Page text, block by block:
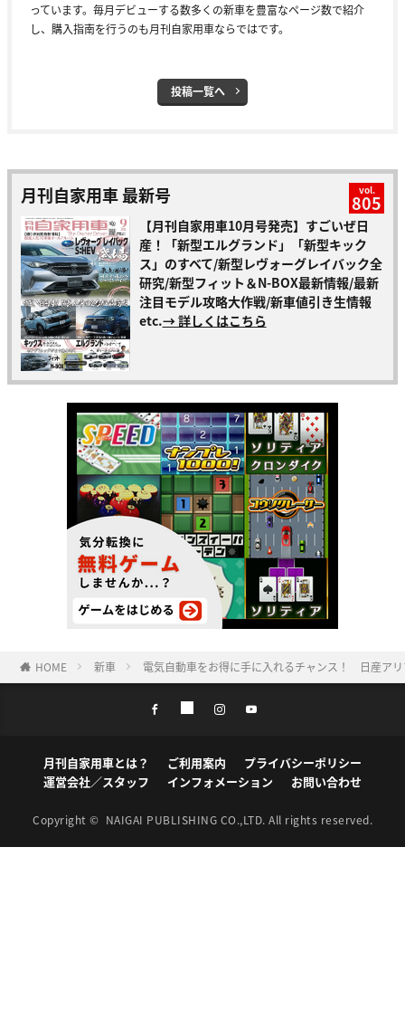
っています。毎月デビューする数多くの新車を豊富なページ数で紹介
し、購入指南を行うのも月刊自家用車ならではです。
投稿一覧へ
月刊自家用車 最新号 vol.
805
【月刊自家用車10月号発売】すごいぜ日
産！「新型エルグランド」「新型キック
ス」のすべて/新型レヴォーグレイバック全
研究/新型フィット＆N-BOX最新情報/最新
注目モデル攻略大作戦/新車値引き生情報
etc.→ 詳しくはこちら
HOME 新車 電気自動車をお得に手に入れるチャンス！ 日産ア
月刊自家用車とは？ ご利用案内
プライバシーポリシー
運営会社／スタッフ
インフォメーション お問い合わせ
Copyright © NAIGAI PUBLISHING CO.,LTD. All rights reserved.